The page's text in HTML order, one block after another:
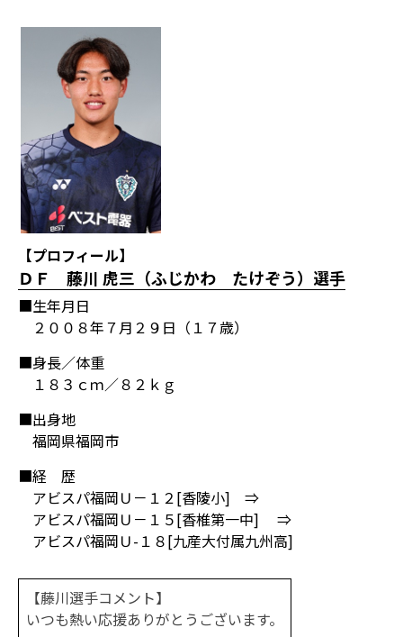
【プロフィール】
ＤＦ 藤川 虎三（ふじかわ たけぞう）選手
■生年月日
２００８年７月２９日（１７歳）
■身長／体重
１８３ｃｍ／８２ｋｇ
■出身地
福岡県福岡市
■経 歴
アビスパ福岡Ｕ－１２[香陵小] ⇒
アビスパ福岡Ｕ－１５[香椎第一中] ⇒
アビスパ福岡Ｕ-１８[九産大付属九州高]
【藤川選手コメント】
いつも熱い応援ありがとうございます。